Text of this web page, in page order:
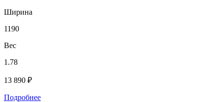
Ширина
1190
Вес
1.78
13 890 ₽
Подробнее